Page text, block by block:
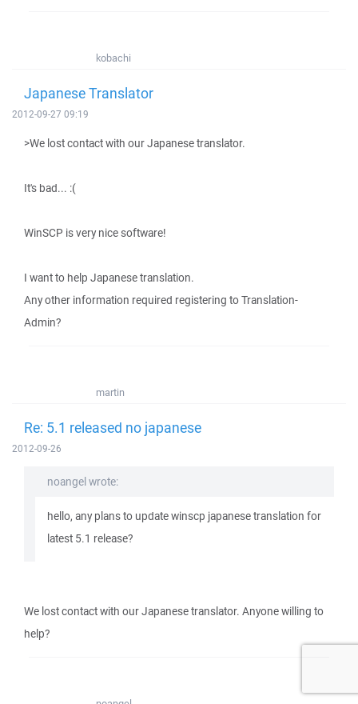
kobachi
Japanese Translator
2012-09-27 09:19
>We lost contact with our Japanese translator.
It's bad... :(
WinSCP is very nice software!
I want to help Japanese translation.
Any other information required registering to Translation-
Admin?
martin
Re: 5.1 released no japanese
2012-09-26
noangel wrote:
hello, any plans to update winscp japanese translation for
latest 5.1 release?
We lost contact with our Japanese translator. Anyone willing to
help?